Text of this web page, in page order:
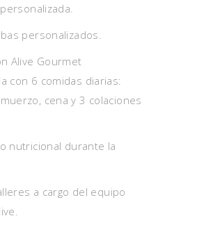
personalizados.
Alive Gourmet
con 6 comidas diarias:
cena y 3 colaciones
nutricional durante la
a cargo del equipo